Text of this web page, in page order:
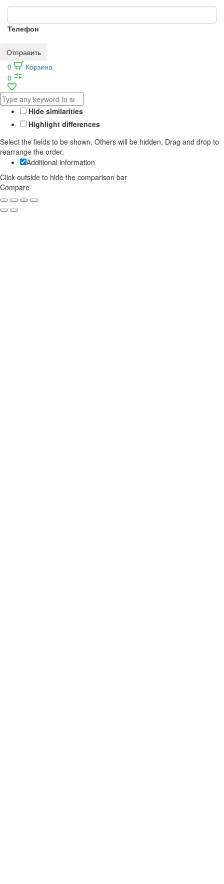
Телефон
Отправить
0
Корзина
0
Hide similarities
Highlight differences
Select the fields to be shown. Others will be hidden. Drag and drop to
rearrange the order.
Additional information
Click outside to hide the comparison bar
Compare